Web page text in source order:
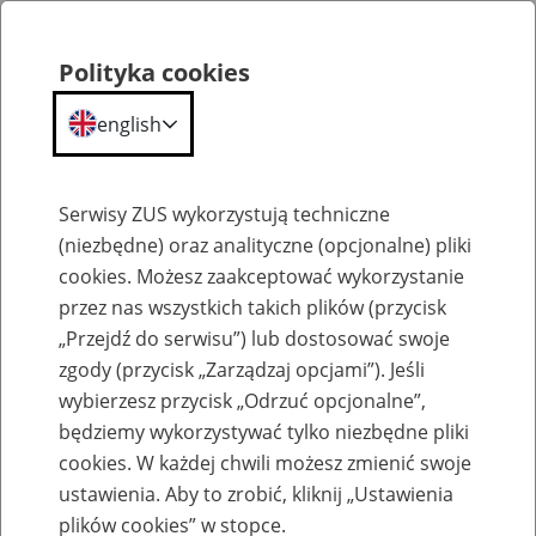
Komunikaty
Polityka cookies
english
Serwisy ZUS wykorzystują techniczne
(niezbędne) oraz analityczne (opcjonalne) pliki
cookies. Możesz zaakceptować wykorzystanie
przez nas wszystkich takich plików (przycisk
„Przejdź do serwisu”) lub dostosować swoje
zgody (przycisk „Zarządzaj opcjami”). Jeśli
wybierzesz przycisk „Odrzuć opcjonalne”,
będziemy wykorzystywać tylko niezbędne pliki
cookies. W każdej chwili możesz zmienić swoje
ustawienia. Aby to zrobić, kliknij „Ustawienia
plików cookies” w stopce.